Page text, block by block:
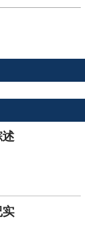
述
实